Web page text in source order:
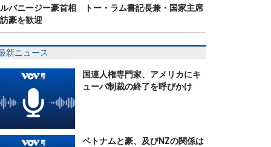
バニージー豪首相 トー・ラム書記長兼・国家主席
豪を歓迎
新ニュース
国連人権専門家、アメリカにキ
ューバ制裁の終了を呼びかけ
ベトナムと豪、及びNZの関係は